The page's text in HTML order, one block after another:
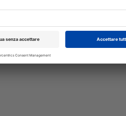
alla via orale...
Vet33